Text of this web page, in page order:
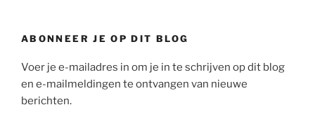
ABONNEER JE OP DIT BLOG
Voer je e-mailadres in om je in te schrijven op dit blog
en e-mailmeldingen te ontvangen van nieuwe
berichten.